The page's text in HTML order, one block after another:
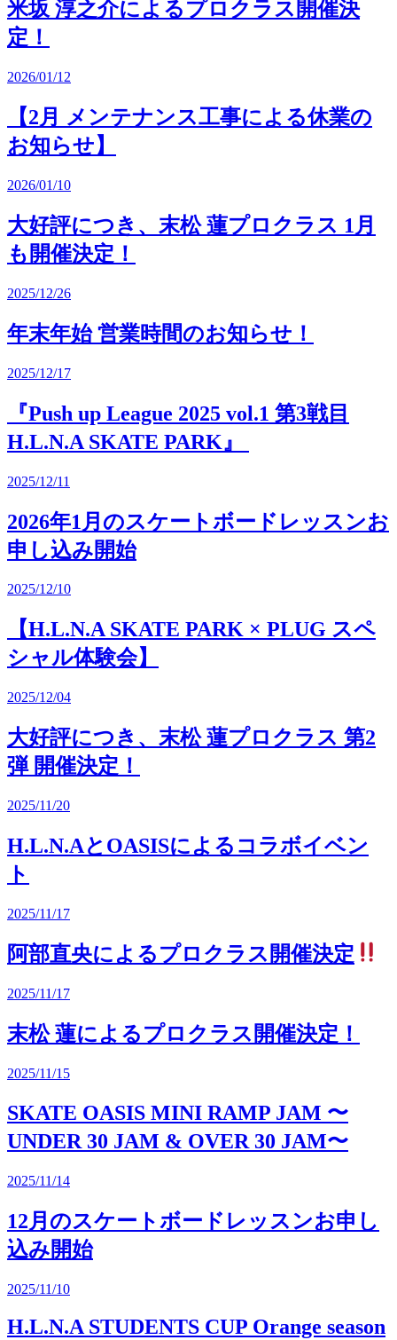
米坂 淳之介によるプロクラス開催決
定！
2026/01/12
【2月 メンテナンス工事による休業の
お知らせ】
2026/01/10
大好評につき、末松 蓮プロクラス 1月
も開催決定！
2025/12/26
年末年始 営業時間のお知らせ！
2025/12/17
『Push up League 2025 vol.1 第3戦目
H.L.N.A SKATE PARK』
2025/12/11
2026年1月のスケートボードレッスンお
申し込み開始
2025/12/10
【H.L.N.A SKATE PARK × PLUG スペ
シャル体験会】
2025/12/04
大好評につき、末松 蓮プロクラス 第2
弾 開催決定！
2025/11/20
H.L.N.AとOASISによるコラボイベン
ト
2025/11/17
阿部直央によるプロクラス開催決定
2025/11/17
末松 蓮によるプロクラス開催決定！
2025/11/15
SKATE OASIS MINI RAMP JAM 〜
UNDER 30 JAM & OVER 30 JAM〜
2025/11/14
12月のスケートボードレッスンお申し
込み開始
2025/11/10
H.L.N.A STUDENTS CUP Orange season